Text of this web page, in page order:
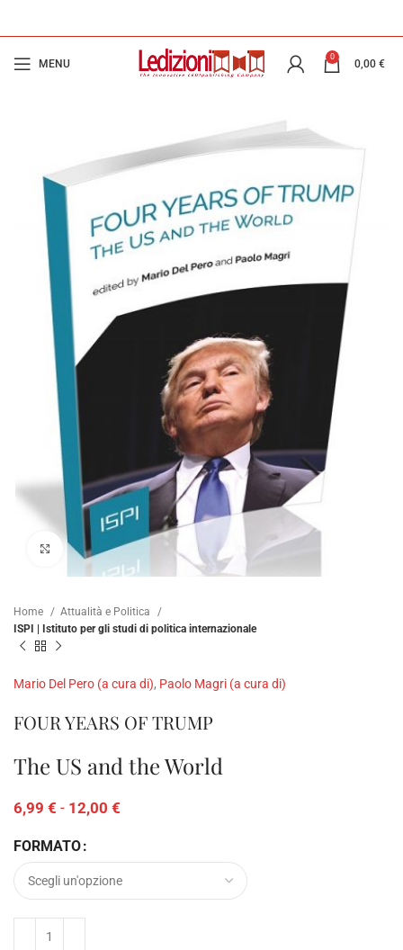
MENU
0
0,00 €
Clicca per ampliare
Home
Attualità e Politica
ISPI | Istituto per gli studi di politica internazionale
Mario Del Pero (a cura di), Paolo Magri (a cura di)
FOUR YEARS OF TRUMP
The US and the World
6,99 € - 12,00 €
FORMATO